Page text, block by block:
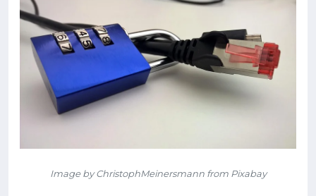
Image by ChristophMeinersmann from Pixabay